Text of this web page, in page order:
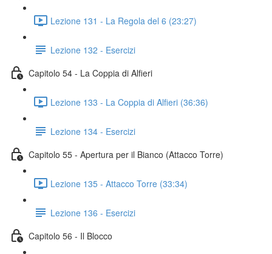
Lezione 131 - La Regola del 6 (23:27)
Lezione 132 - Esercizi
Capitolo 54 - La Coppia di Alfieri
Lezione 133 - La Coppia di Alfieri (36:36)
Lezione 134 - Esercizi
Capitolo 55 - Apertura per il Bianco (Attacco Torre)
Lezione 135 - Attacco Torre (33:34)
Lezione 136 - Esercizi
Capitolo 56 - Il Blocco